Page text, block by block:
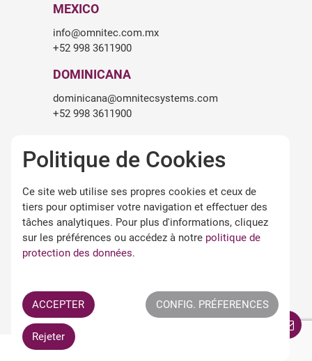
MEXICO
info@omnitec.com.mx
+52 998 3611900
DOMINICANA
dominicana@omnitecsystems.com
+52 998 3611900
roger.birch@omnitecsystems.com
LÉGALITÉ
Avertissement légal
Politique de cookies
Termes APPs Omnitec
All Rights Reserved ©
Politique de Cookies
Ce site web utilise ses propres cookies et ceux de
tiers pour optimiser votre navigation et effectuer des
tâches analytiques. Pour plus d'informations, cliquez
sur les préférences ou accédez à notre politique de
protection des données.
ACCEPTER CONFIG. PRÉFERENCES
Rejeter